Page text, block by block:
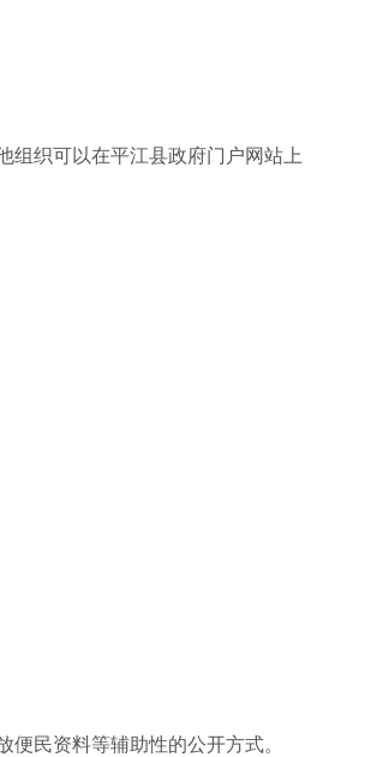
组织可以在平江县政府门户网站上
民资料等辅助性的公开方式。